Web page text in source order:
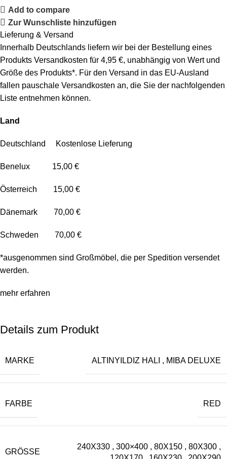
Add to compare
Zur Wunschliste hinzufügen
Lieferung & Versand
Innerhalb Deutschlands liefern wir bei der Bestellung eines
Produkts Versandkosten für 4,95 €, unabhängig von Wert und
Größe des Produkts*. Für den Versand in das EU-Ausland
fallen pauschale Versandkosten an, die Sie der nachfolgenden
Liste entnehmen können.
Land
Deutschland Kostenlose Lieferung
Benelux 15,00 €
Österreich 15,00 €
Dänemark 70,00 €
Schweden 70,00 €
*ausgenommen sind Großmöbel, die per Spedition versendet
werden.
mehr erfahren
Details zum Produkt
MARKE ALTINYILDIZ HALI , MIBA DELUXE
FARBE RED
GRÖSSE
240X330 , 300×400 , 80X150 , 80X300 ,